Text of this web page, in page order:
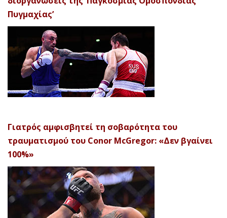
Πυγμαχίας’
Γιατρός αμφισβητεί τη σοβαρότητα του
τραυματισμού του Conor McGregor: «Δεν βγαίνει
100%»